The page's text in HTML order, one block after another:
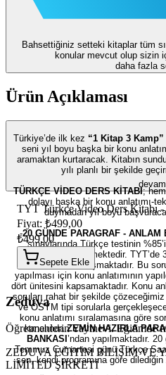
Bahsettiğiniz setteki kitaplar tüm
konular mevcut olup sizin
daha fazla
Ürün Açıklaması
Türkiye’de ilk kez “1 Kitap 3 Kamp”
seni yıl boyu başka bir konu
aramaktan kurtaracak. Kitabın
yılı planlı bir şekilde
TÜRKÇE VİDEO DERS KİTABI;
dolayı başka bir konu anlatımı-
duymadan yıl boyu
-20 GÜNDE PARAGRAF -
sınavlarında Türkçe testinin
tiplerinden gelmektedir. TYT’de
sorularından oluşmaktadır. Bu
yapılması için konu anlatımının
dört ünitesini kapsamaktadır. Konu
soruları rahat bir şekilde
ve ÖSYM tipi sorularla
konu anlatımı sıralamasına göre
kanalındaZEMİN HAZIRLA
BANKASI ’ndan yapılmaktadır.
Temmuz Cumartesi günü Türkçe
sen, kendi programına göre
TYT Türkçe Video Ders Kitabı -
Fiyat: ₺499,00
₺499,00
Sepete Ekle
Zeduva
Öğretmenlerin Yayınevi. Eğitimde
ZEDUVA EĞİTİM BİLİŞİM VE
LİMİTED ŞİRKETİ